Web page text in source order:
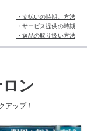
・支払いの時期、方法
・サービス提供の時期
・返品の取り扱い方法
ン
アップ！